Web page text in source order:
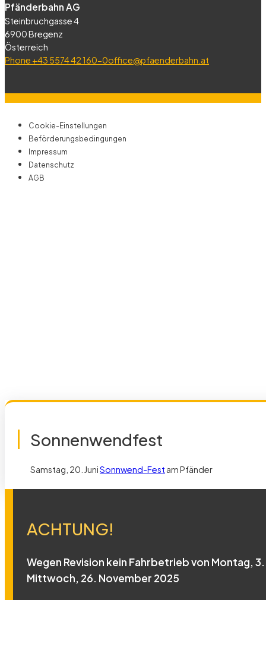
Pfänderbahn AG
Steinbruchgasse 4
6900 Bregenz
Österreich
Phone +43 5574 42 160-0office@pfaenderbahn.at
Cookie-Einstellungen
Beförderungsbedingungen
Impressum
Datenschutz
AGB
Sonnenwendfest
Samstag, 20. JuniSonnwend-Fest am Pfänder
ACHTUNG!
Wegen Revision kein Fahrbetrieb von Montag,
Mittwoch, 26. November 2025